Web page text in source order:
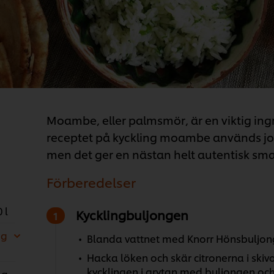
l
Moambe, eller palmsmör, är en viktig
receptet på kyckling moambe används
men det ger en nästan helt autentisk
Förberedelser
Kycklingbuljongen
Blanda vattnet med Knorr
Hacka löken och skär citronerna i